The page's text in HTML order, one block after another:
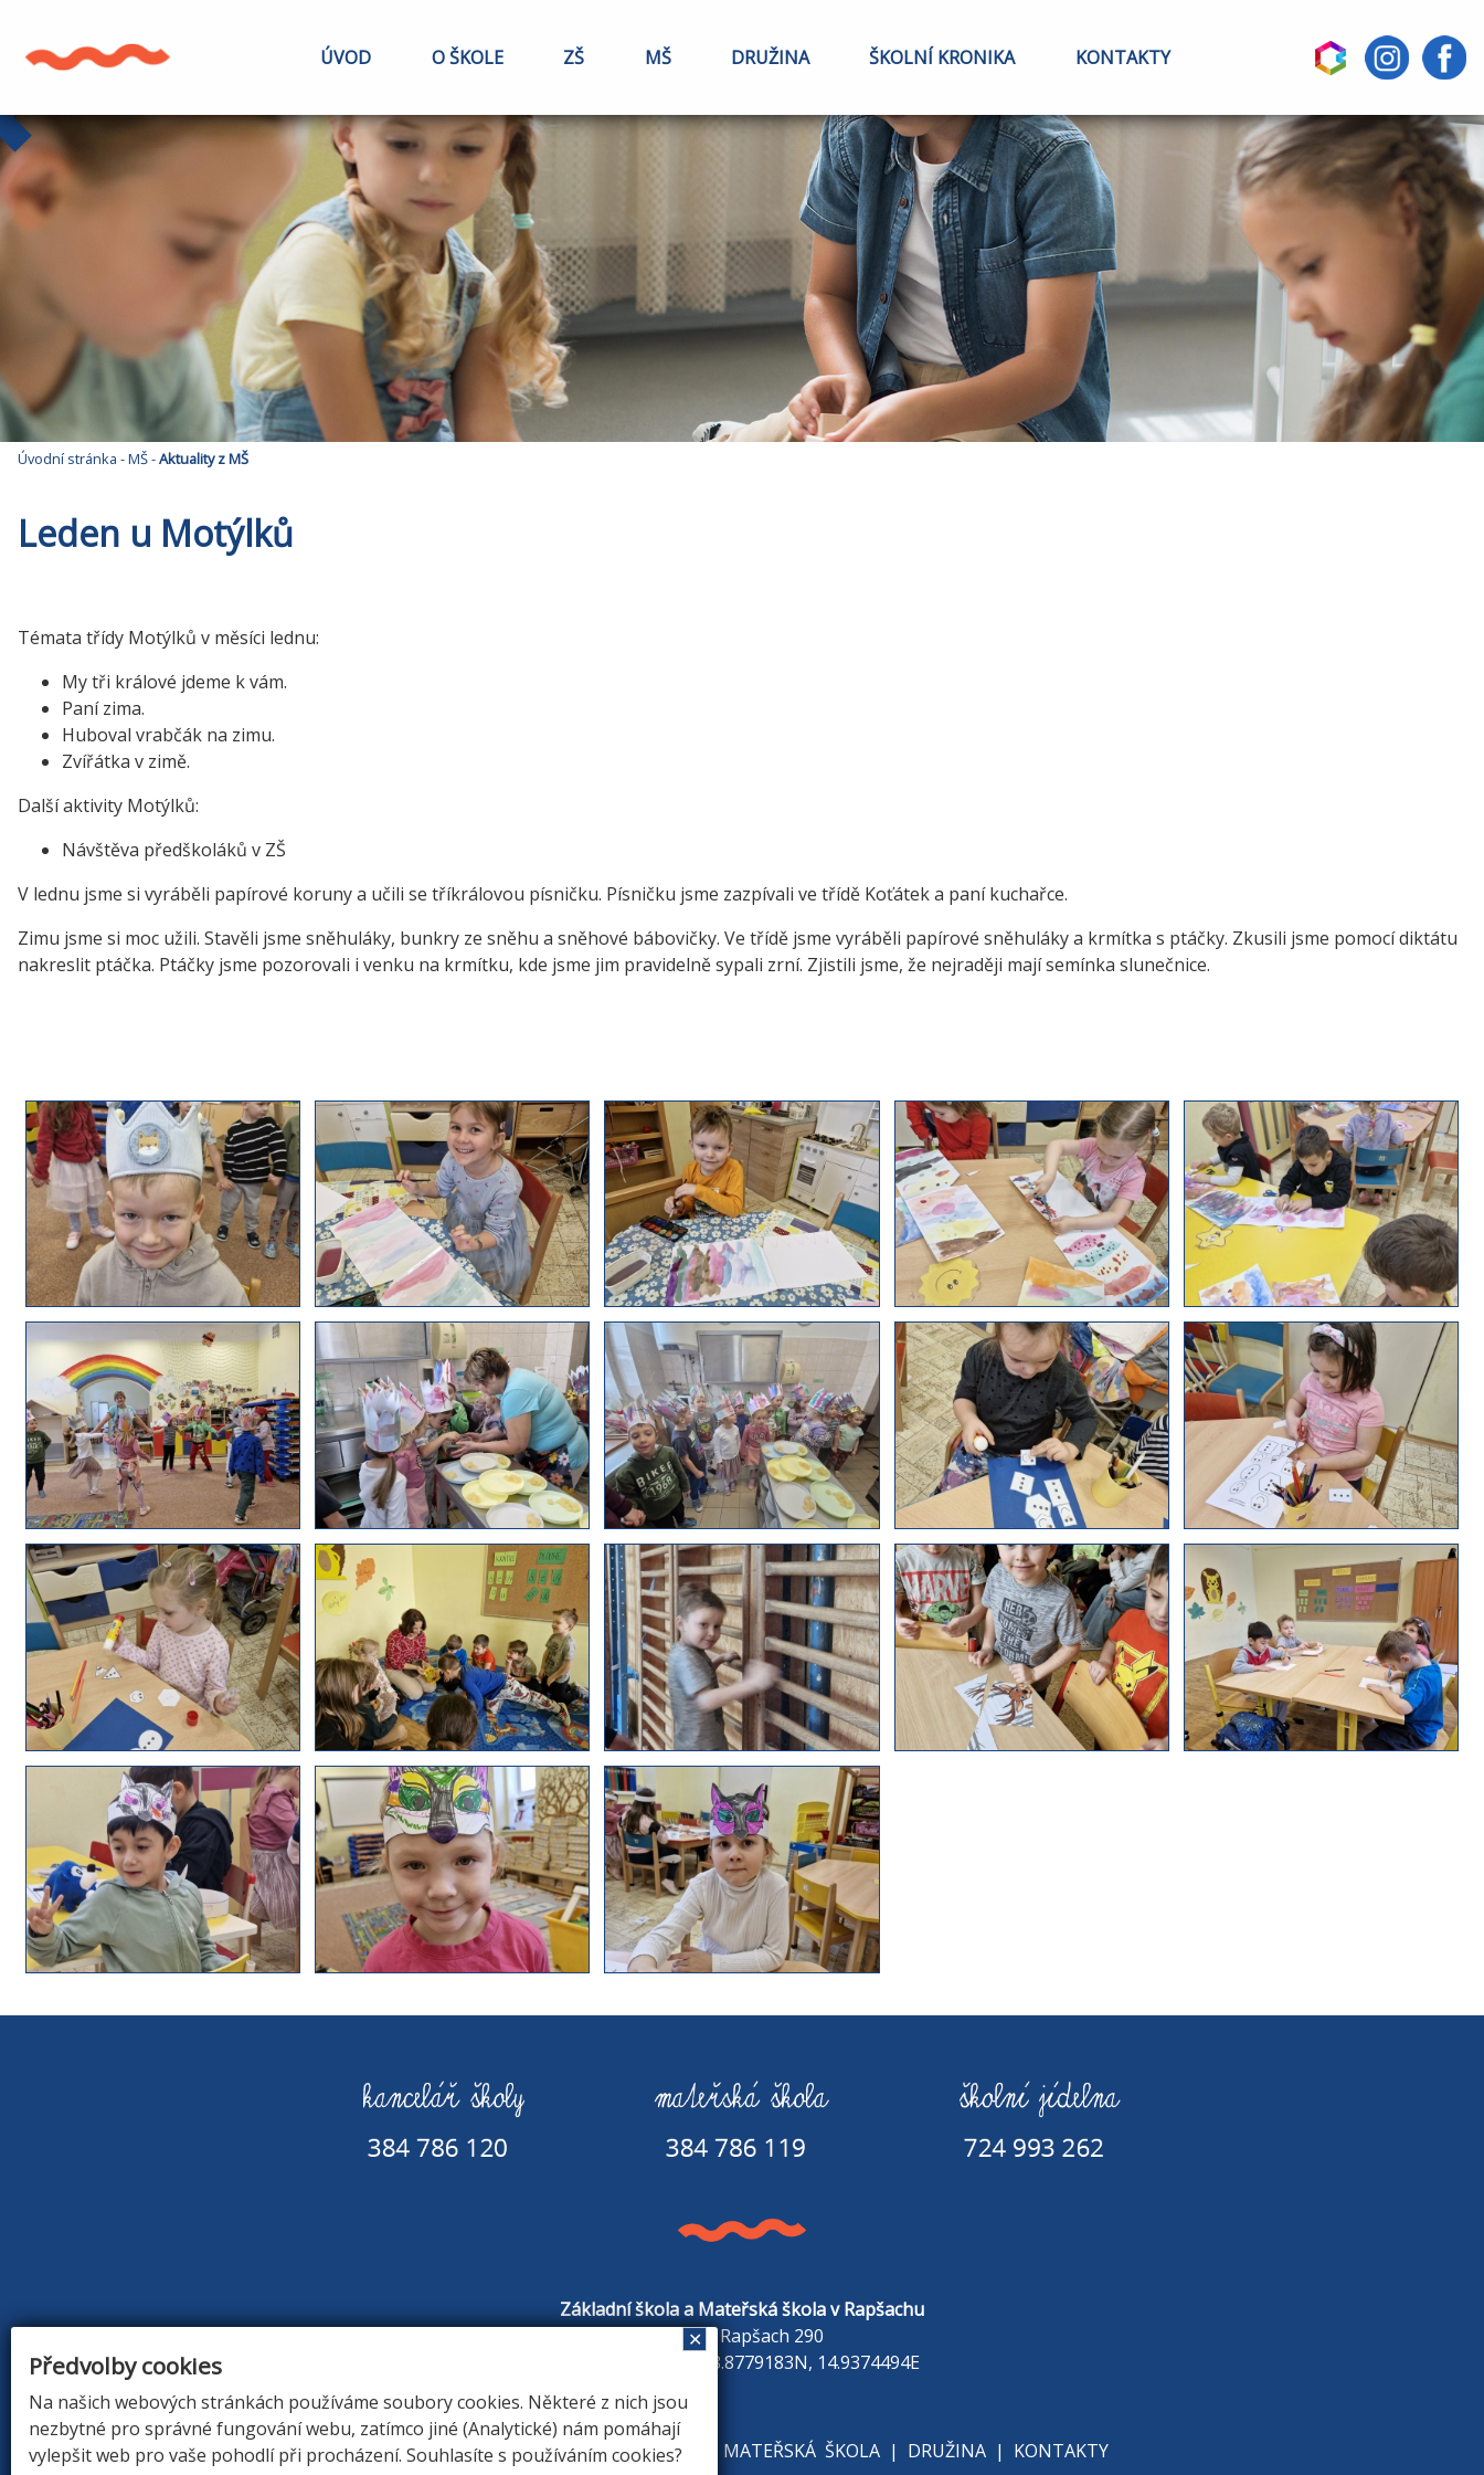
ÚVOD O ŠKOLE ZŠ MŠ DRUŽINA ŠKOLNÍ KRONIKA KONTAKTY
Úvodní stránka -MŠ-Aktuality z MŠ
Leden u Motýlků
Témata třídy Motýlků v měsíci lednu:
My tři králové jdeme k vám.
Paní zima.
Huboval vrabčák na zimu.
Zvířátka v zimě.
Další aktivity Motýlků:
Návštěva předškoláků v ZŠ
V lednu jsme si vyráběli papírové koruny a učili se tříkrálovou písničku. Písničku jsme zazpívali ve třídě Koťátek a paní kuchařce.
Zimu jsme si moc užili. Stavěli jsme sněhuláky, bunkry ze sněhu a sněhové bábovičky. Ve třídě jsme vyráběli papírové sněhuláky a krmítka s ptáčky. Zkusili jsme pomocí diktátu
nakreslit ptáčka. Ptáčky jsme pozorovali i venku na krmítku, kde jsme jim pravidelně sypali zrní. Zjistili jsme, že nejraději mají semínka slunečnice.
Základní škola a Mateřská škola v Rapšachu
378 07 Rapšach 290
GPS souřadnice: 48.8779183N, 14.9374494E
ÚVOD|O ŠKOLE|ZÁKLADNÍ ŠKOLA MATEŘSKÁ ŠKOLA | DRUŽINA | KONTAKTY
Předvolby cookies
Na našich webových stránkách používáme soubory cookies. Některé z nich jsou
nezbytné pro správné fungování webu, zatímco jiné (Analytické) nám pomáhají
vylepšit web pro vaše pohodlí při procházení. Souhlasíte s používáním cookies?
✕